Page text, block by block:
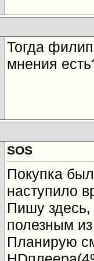
Тогда
мнения
SOS
Покупка
наступило
Пишу
полезным
Планирую